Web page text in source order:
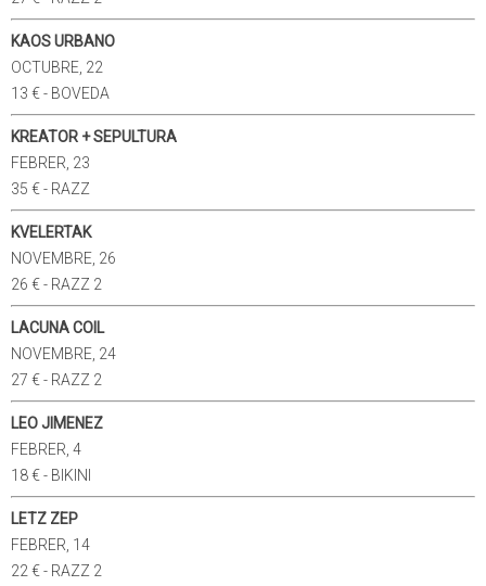
KAOS URBANO
OCTUBRE, 22
13 € - BOVEDA
KREATOR + SEPULTURA
FEBRER, 23
35 € - RAZZ
KVELERTAK
NOVEMBRE, 26
26 € - RAZZ 2
LACUNA COIL
NOVEMBRE, 24
27 € - RAZZ 2
LEO JIMENEZ
FEBRER, 4
18 € - BIKINI
LETZ ZEP
FEBRER, 14
22 € - RAZZ 2